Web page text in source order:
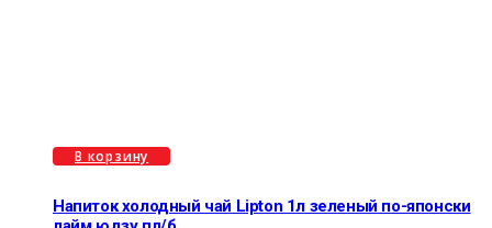
В корзину
Напиток холодный чай Lipton 1л зеленый по-японски